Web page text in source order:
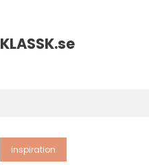
KLASSK.se
inspiration